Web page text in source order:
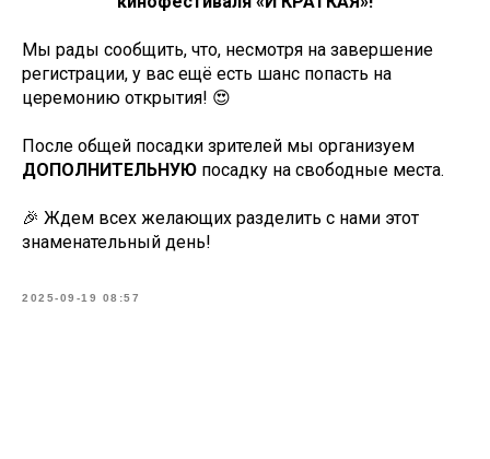
Мы рады сообщить, что, несмотря на завершение
регистрации, у вас ещё есть шанс попасть на
церемонию открытия! 😍
После общей посадки зрителей мы организуем
ДОПОЛНИТЕЛЬНУЮ посадку на свободные места.
🎉 Ждем всех желающих разделить с нами этот
знаменательный день!
2025-09-19 08:57